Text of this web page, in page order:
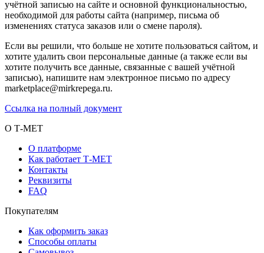
учётной записью на сайте и основной функциональностью,
необходимой для работы сайта (например, письма об
изменениях статуса заказов или о смене пароля).
Если вы решили, что больше не хотите пользоваться сайтом, и
хотите удалить свои персональные данные (а также если вы
хотите получить все данные, связанные с вашей учётной
записью), напишите нам электронное письмо по адресу
marketplace@mirkrepega.ru.
Ссылка на полный документ
О Т-МЕТ
О платформе
Как работает Т-МЕТ
Контакты
Реквизиты
FAQ
Покупателям
Как оформить заказ
Способы оплаты